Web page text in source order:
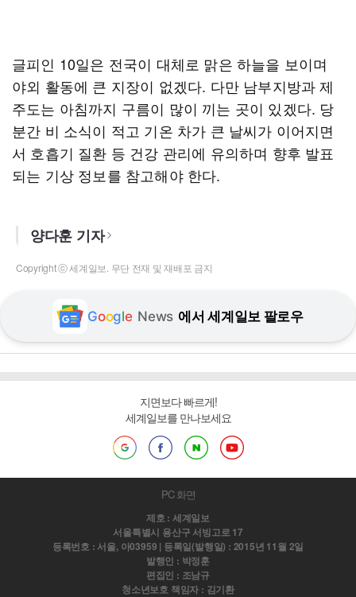
글피인 10일은 전국이 대체로 맑은 하늘을 보이며
야외 활동에 큰 지장이 없겠다. 다만 남부지방과 제
주도는 아침까지 구름이 많이 끼는 곳이 있겠다. 당
분간 비 소식이 적고 기온 차가 큰 날씨가 이어지면
서 호흡기 질환 등 건강 관리에 유의하며 향후 발표
되는 기상 정보를 참고해야 한다.
양다훈 기자
Copyright ⓒ 세계일보. 무단 전재 및 재배포 금지
Google News 에서 세계일보 팔로우
지면보다 빠르게!
세계일보를 만나보세요
PC 화면
제호 : 세계일보
서울특별시 용산구 서빙고로 17
등록번호 : 서울, 아03959 | 등록일(발행일) : 2015년 11월 2일
발행인 : 박정훈
편집인 : 조남규
청소년보호 책임자 : 김기환